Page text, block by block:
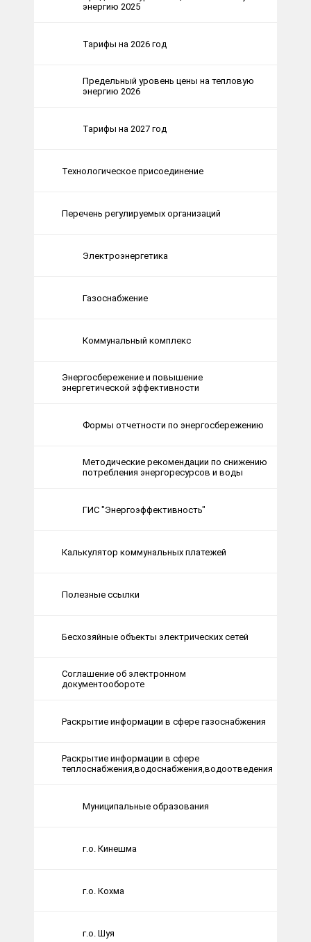
энергию 2025
Тарифы на 2026 год
Предельный уровень цены на тепловую
энергию 2026
Тарифы на 2027 год
Технологическое присоединение
Перечень регулируемых организаций
Электроэнергетика
Газоснабжение
Коммунальный комплекс
Энергосбережение и повышение
энергетической эффективности
Формы отчетности по энергосбережению
Методические рекомендации по снижению
потребления энергоресурсов и воды
ГИС "Энергоэффективность"
Калькулятор коммунальных платежей
Полезные ссылки
Бесхозяйные объекты электрических сетей
Соглашение об электронном
документообороте
Раскрытие информации в сфере газоснабжения
Раскрытие информации в сфере
теплоснабжения,водоснабжения,водоотведения
Муниципальные образования
г.о. Кинешма
г.о. Кохма
г.о. Шуя